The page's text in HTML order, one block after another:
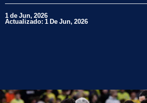
1 de Jun, 2026
Actualizado: 1 De Jun, 2026